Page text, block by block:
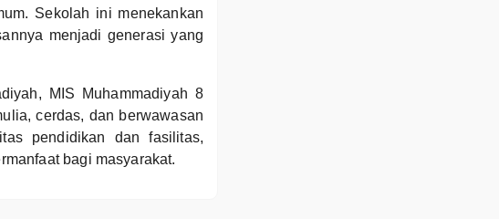
Sekolah ini menekankan
menjadi generasi yang
MIS Muhammadiyah 8
cerdas, dan berwawasan
pendidikan dan fasilitas,
bagi masyarakat.